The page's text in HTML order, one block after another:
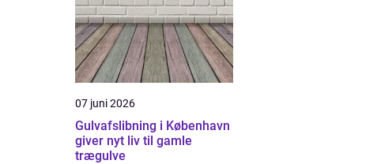
07 juni 2026
Gulvafslibning i København
giver nyt liv til gamle
trægulve